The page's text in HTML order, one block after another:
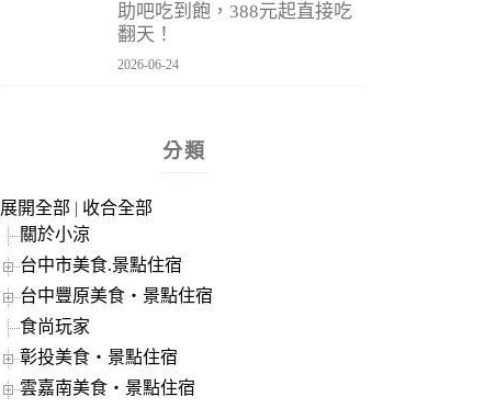
助吧吃到飽，388元起直接吃
翻天！
2026-06-24
分類
展開全部 | 收合全部
關於小涼
台中市美食.景點住宿
台中豐原美食‧景點住宿
食尚玩家
彰投美食‧景點住宿
雲嘉南美食‧景點住宿